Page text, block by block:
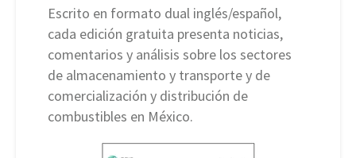
Escrito en formato dual inglés/español,
cada edición gratuita presenta noticias,
comentarios y análisis sobre los sectores
de almacenamiento y transporte y de
comercialización y distribución de
combustibles en México.